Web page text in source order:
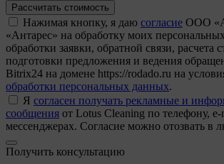
Рассчитать стоимость
Нажимая кнопку, я даю согласие ООО
«Антарес» на обработку моих
обработки заявки, обратной связи, расчета
подготовки предложения и ведения
Bitrix24 на домене https://rodado.ru на
обработки персональных данных.
Я согласен получать рекламные и
сообщения от Lotus Cleaning по телефону,
мессенджерах. Согласие можно отозвать в
Получить консультацию